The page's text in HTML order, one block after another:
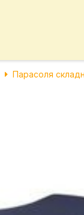
Парасоля